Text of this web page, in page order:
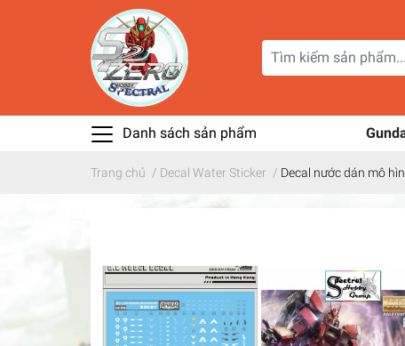
Danh sách sản phẩm
Trang chủ / Decal Water Sticker / Decal nước dán mô